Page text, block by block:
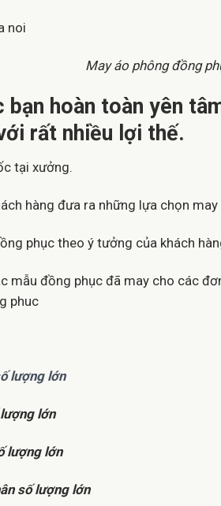
May áo phông đồng
bạn hoàn toàn yên
rất nhiều lợi thế.
tại xưởng.
hàng đưa ra những lựa chọn
phục theo ý tưởng của khách
mẫu đồng phục đã may cho các
lượng lớn
lớn
lượng lớn
số lượng lớn